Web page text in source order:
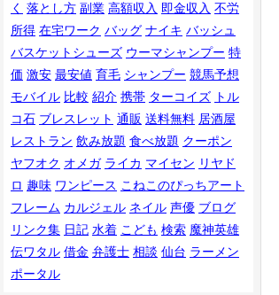
く 落とし方 副業 高額収入 即金収入 不労
所得 在宅ワーク バッグ ナイキ バッシュ
バスケットシューズ ウーマシャンプー 特
価 激安 最安値 育毛 シャンプー 競馬予想
モバイル 比較 紹介 携帯 ターコイズ トル
コ石 ブレスレット 通販 送料無料 居酒屋
レストラン 飲み放題 食べ放題 クーポン
ヤフオク オメガ ライカ マイセン リヤド
ロ 趣味 ワンピース こねこのぴっちアート
フレーム カルジェル ネイル 声優 ブログ
リンク集 日記 水着 こども 検索 魔神英雄
伝ワタル 借金 弁護士 相談 仙台 ラーメン
ポータル